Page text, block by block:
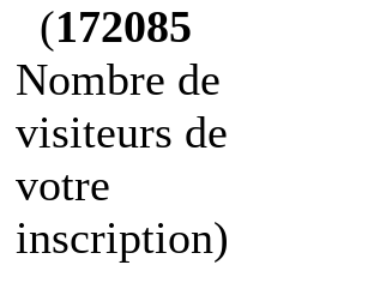
(172085
Nombre de
visiteurs de
votre
inscription)